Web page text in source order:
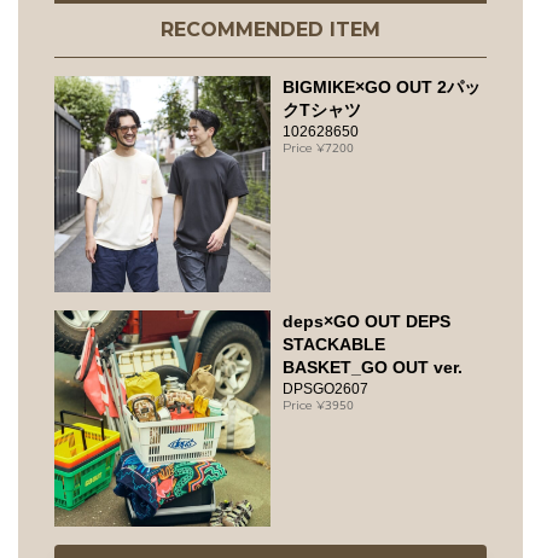
RECOMMENDED ITEM
BIGMIKE×GO OUT 2パッ
クTシャツ
102628650
7200
deps×GO OUT DEPS
STACKABLE
BASKET_GO OUT ver.
DPSGO2607
3950